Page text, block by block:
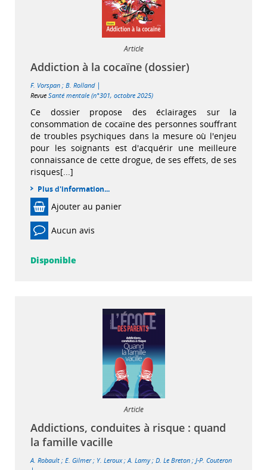
Article
Addiction à la cocaïne (dossier)
F. Vorspan ; B. Rolland |
Revue Santé mentale (n°301, octobre 2025)
Ce dossier propose des éclairages sur la
consommation de cocaïne des personnes souffrant
de troubles psychiques dans la mesure où l'enjeu
pour les soignants est d'acquérir une meilleure
connaissance de cette drogue, de ses effets, de ses
risques[...]
Plus d'information...
Ajouter au panier
Aucun avis
Disponible
Article
Addictions, conduites à risque : quand
la famille vacille
A. Robault ; E. Gilmer; Y. Leroux; A. Lamy; D. Le Breton ; J-P. Couteron